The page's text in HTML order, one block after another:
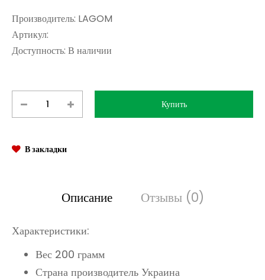
Производитель: LAGOM
Артикул:
Доступность: В наличии
В закладки
Описание Отзывы (0)
Характеристики:
Вес 200 грамм
Страна производитель Украина